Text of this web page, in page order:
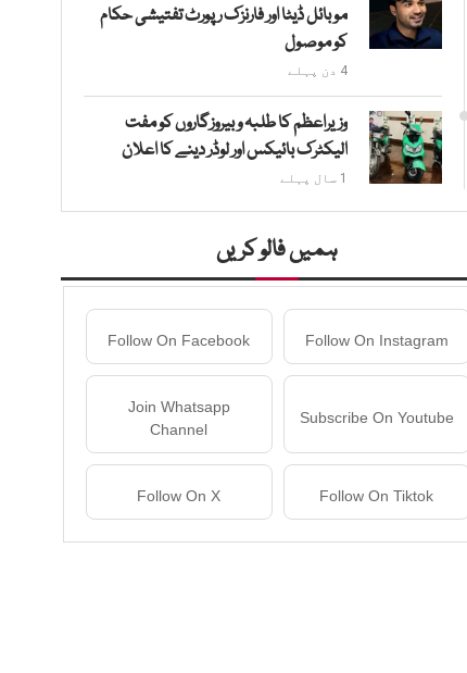
موبائل ڈیٹا اور فارنزک رپورٹ تفتیشی حکام
کو موصول
4 دن پہلے
وزیراعظم کا طلبہ و بیروزگاروں کو مفت
الیکٹرک بائیکس اور لوڈر دینے کا اعلان
1 سال پہلے
ہمیں فالو کریں
Follow On Instagram
Follow On Facebook
Subscribe On Youtube
Join Whatsapp
Channel
Follow On Tiktok
Follow On X